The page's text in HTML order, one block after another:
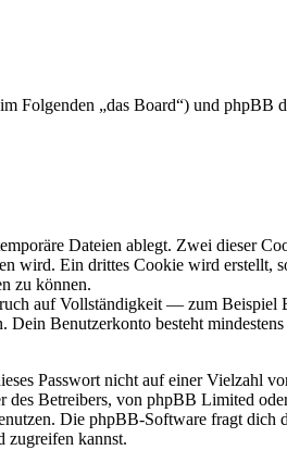
Folgenden „das Board“) und phpBB
Dateien ablegt. Zwei dieser
wird. Ein drittes Cookie wird erstellt,
zu können.
auf Vollständigkeit — zum Beispiel
Benutzerkonto besteht
Passwort nicht auf einer Vielzahl
Betreibers, von phpBB Limited
Die phpBB-Software fragt dich
zugreifen kannst.